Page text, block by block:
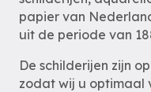
papier van
uit de periode van
De schilderijen zijn op
zodat wij u optimaal